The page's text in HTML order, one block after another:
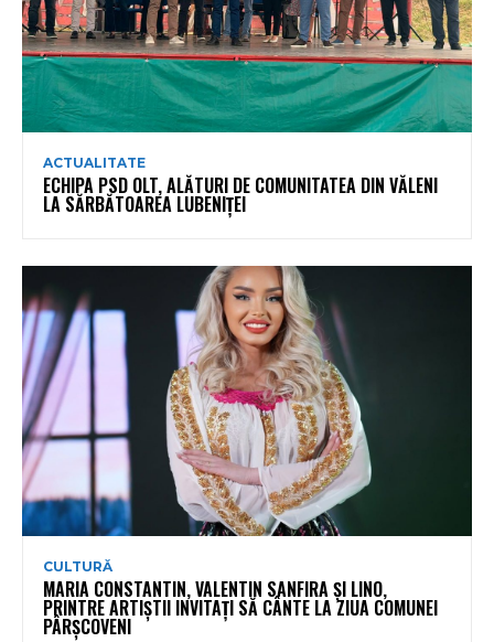
ACTUALITATE
ECHIPA PSD OLT, ALĂTURI DE COMUNITATEA DIN VĂLENI
LA SĂRBĂTOAREA LUBENIȚEI
CULTURĂ
MARIA CONSTANTIN, VALENTIN SANFIRA ȘI LINO,
PRINTRE ARTIȘTII INVITAȚI SĂ CÂNTE LA ZIUA COMUNEI
PÂRȘCOVENI